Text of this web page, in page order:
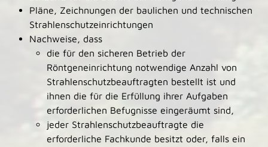
Pläne, Zeichnungen der baulichen und technischen
Strahlenschutzeinrichtungen
Nachweise, dass
die für den sicheren Betrieb der
Röntgeneinrichtung notwendige Anzahl von
Strahlenschutzbeauftragten bestellt ist und
ihnen die für die Erfüllung ihrer Aufgaben
erforderlichen Befugnisse eingeräumt sind,
jeder Strahlenschutzbeauftragte die
erforderliche Fachkunde besitzt oder, falls ein